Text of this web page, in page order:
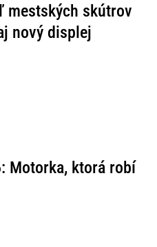
mestských skútrov
nový displej
Motorka, ktorá robí